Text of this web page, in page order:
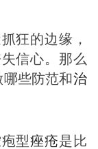
狂的边缘，
信心。那么
哪些防范和治
型痤疮是比